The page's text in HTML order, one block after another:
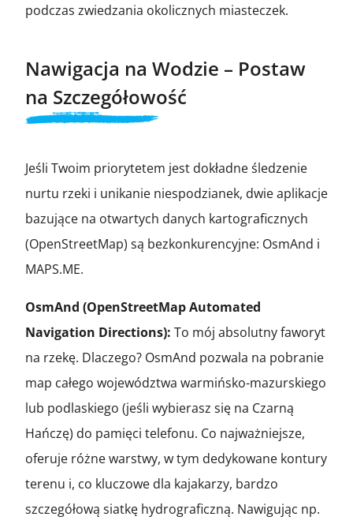
podczas zwiedzania okolicznych miasteczek.
Nawigacja na Wodzie – Postaw
na Szczegółowość
Jeśli Twoim priorytetem jest dokładne śledzenie
nurtu rzeki i unikanie niespodzianek, dwie aplikacje
bazujące na otwartych danych kartograficznych
(OpenStreetMap) są bezkonkurencyjne: OsmAnd i
MAPS.ME.
OsmAnd (OpenStreetMap Automated
Navigation Directions): To mój absolutny faworyt
na rzekę. Dlaczego? OsmAnd pozwala na pobranie
map całego województwa warmińsko-mazurskiego
lub podlaskiego (jeśli wybierasz się na Czarną
Hańczę) do pamięci telefonu. Co najważniejsze,
oferuje różne warstwy, w tym dedykowane kontury
terenu i, co kluczowe dla kajakarzy, bardzo
szczegółową siatkę hydrograficzną. Nawigując np.